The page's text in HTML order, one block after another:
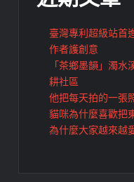
臺灣專利超級站首
作者護創意
「茶鄉墨韻」濁
耕社區
他把每天拍的一張
貓咪為什麼喜歡把
為什麼大家越來越